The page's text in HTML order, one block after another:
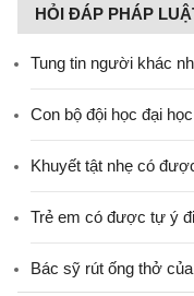
HỎI ĐÁP PHÁP
Tung tin người khác
Con bộ đội học đại
Khuyết tật nhẹ có
Trẻ em có được tự ý
Bác sỹ rút ống thở